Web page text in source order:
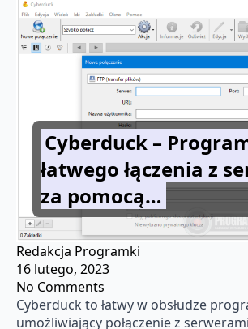
Cyberduck –
łatwego łączenia z
za pomocą…
Redakcja Programki
16 lutego, 2023
No Comments
Cyberduck to łatwy w obsłudze
umożliwiający połączenie z